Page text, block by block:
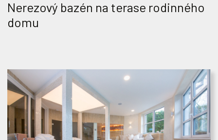
Nerezový bazén na terase rodinného
domu